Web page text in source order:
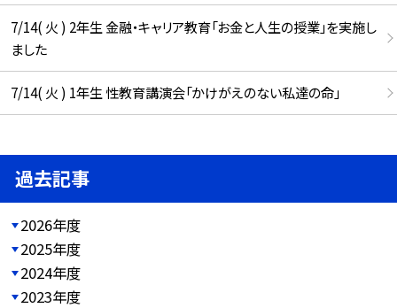
7/14( 火 ) 2年生 金融・キャリア教育「お金と人生の授業」を実施し
ました
7/14( 火 ) 1年生 性教育講演会「かけがえのない私達の命」
過去記事
2026年度
2025年度
2024年度
2023年度